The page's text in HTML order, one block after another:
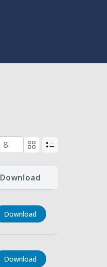
Download
Download
Download